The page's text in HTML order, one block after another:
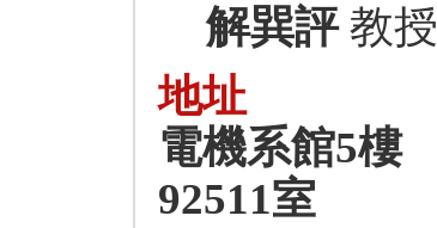
解巽評教授
地址
電機系館5樓
92511室